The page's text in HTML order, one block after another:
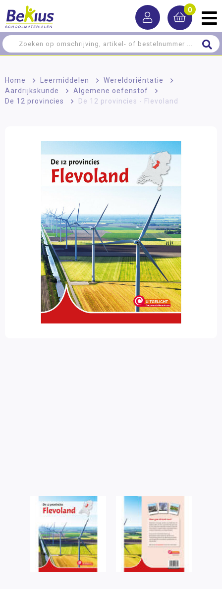
0
Home > Leermiddelen > Wereldoriëntatie
>
Aardrijkskunde
> Algemene oefenstof
>
De 12 provincies
> De 12 provincies - Flevoland